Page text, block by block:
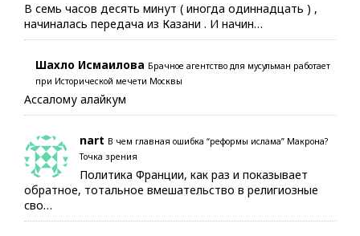
В семь часов десять минут ( иногда одиннадцать ) ,
начиналась передача из Казани . И начин…
Шахло Исмаилова Брачное агентство для мусульман работает
при Исторической мечети Москвы
Ассалому алайкум
nart В чем главная ошибка “реформы ислама” Макрона?
Точка зрения
Политика Франции, как раз и показывает
обратное, тотальное вмешательство в религиозные
сво…